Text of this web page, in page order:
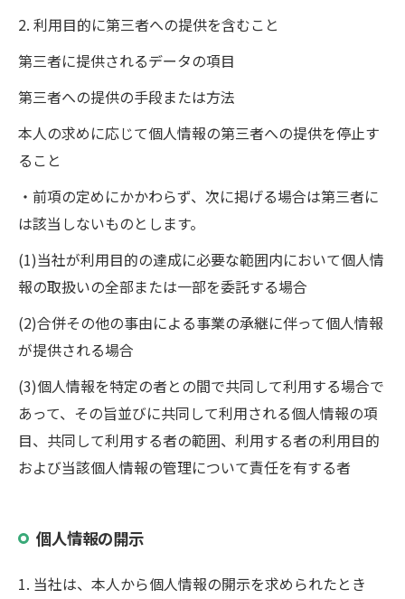
2. 利用目的に第三者への提供を含むこと
第三者に提供されるデータの項目
第三者への提供の手段または方法
本人の求めに応じて個人情報の第三者への提供を停止す
ること
・前項の定めにかかわらず、次に掲げる場合は第三者に
は該当しないものとします。
(1)当社が利用目的の達成に必要な範囲内において個人情
報の取扱いの全部または一部を委託する場合
(2)合併その他の事由による事業の承継に伴って個人情報
が提供される場合
(3)個人情報を特定の者との間で共同して利用する場合で
あって、その旨並びに共同して利用される個人情報の項
目、共同して利用する者の範囲、利用する者の利用目的
および当該個人情報の管理について責任を有する者
個人情報の開示
1. 当社は、本人から個人情報の開示を求められたとき